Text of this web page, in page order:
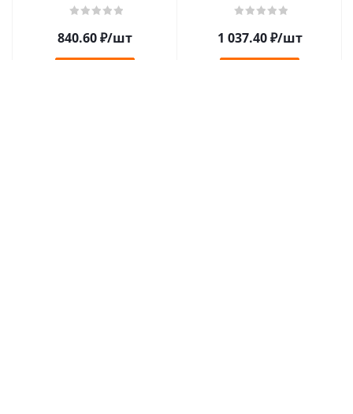
840.60₽/шт 1 037.40₽/шт